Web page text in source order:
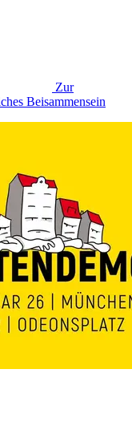
Zur
Beisammensein